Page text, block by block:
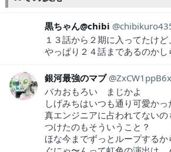
黒ちゃん@chibi
１３話から２期に入ってたけど、
やっぱり２４話まであるのかし
銀河最強のマブ
バカおもろい まじかよ
しげみちはいつも通り可愛かっ
真エンジニアに占われてない
つけたのもそういうこと？
ほな今までずっとループする